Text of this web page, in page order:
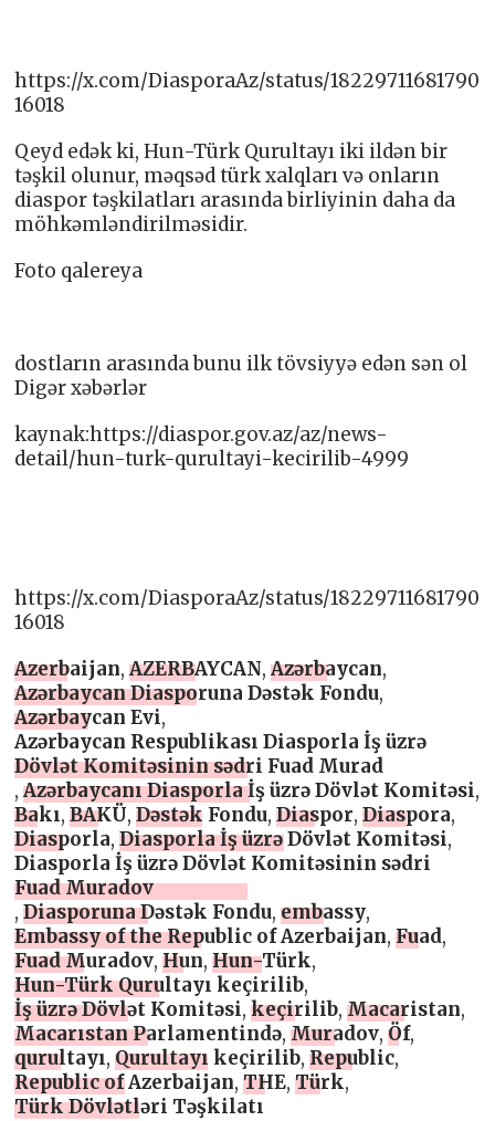
https://x.com/DiasporaAz/status/18229711681790
16018
Qeyd edək ki, Hun-Türk Qurultayı iki ildən bir
təşkil olunur, məqsəd türk xalqları və onların
diaspor təşkilatları arasında birliyinin daha da
möhkəmləndirilməsidir.
Foto qalereya
dostların arasında bunu ilk tövsiyyə edən sən ol
Digər xəbərlər
kaynak:https://diaspor.gov.az/az/news-
detail/hun-turk-qurultayi-kecirilib-4999
https://x.com/DiasporaAz/status/18229711681790
16018
Azerbaijan,AZERBAYCAN,Azərbaycan,
Azərbaycan Diasporuna Dəstək Fondu,
Azərbaycan Evi,
Azərbaycan Respublikası Diasporla İş üzrə
Dövlət Komitəsinin sədri Fuad Murad
,Azərbaycanı Diasporla İş üzrə Dövlət Komitəsi,
Bakı,BAKÜ,Dəstək Fondu,Diaspor,Diaspora,
Diasporla,Diasporla İş üzrə Dövlət Komitəsi,
Diasporla İş üzrə Dövlət Komitəsinin sədri
Fuad Muradov
,Diasporuna Dəstək Fondu,embassy,
Embassy of the Republic of Azerbaijan,Fuad,
Fuad Muradov,Hun,Hun-Türk,
Hun-Türk Qurultayı keçirilib,
İş üzrə Dövlət Komitəsi,keçirilib,Macaristan,
Macarıstan Parlamentində,Muradov,Öf,
qurultayı,Qurultayı keçirilib,Republic,
Republic of Azerbaijan,THE,Türk,
Türk Dövlətləri Təşkilatı